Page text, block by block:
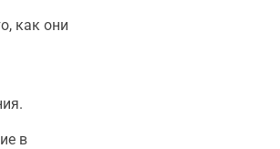
как они
в